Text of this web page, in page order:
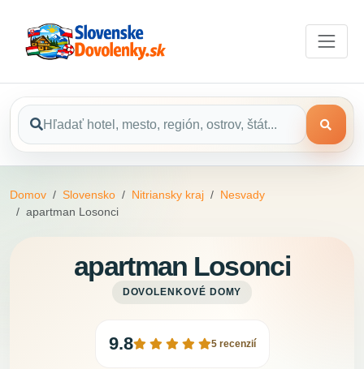
Domov Slovensko Nitriansky kraj
Nesvady
apartman Losonci
apartman Losonci
DOVOLENKOVÉ DOMY
9.8 5 recenzií